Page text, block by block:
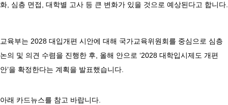
화, 심층 면접, 대학별 고사 등 큰 변화가 있을 것으로 예상된다고 합니다.
교육부는 2028 대입개편 시안에 대해 국가교육위원회를 중심으로 심층
논의 및 의견 수렴을 진행한 후, 올해 안으로 ‘2028 대학입시제도 개편
안’을 확정한다는 계획을 발표했습니다.
아래 카드뉴스를 참고 바랍니다.